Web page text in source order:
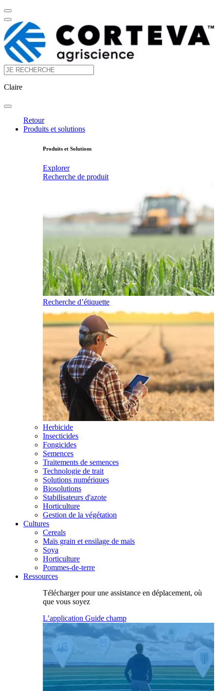
Claire
Retour
Produits et solutions
Produits et Solutions
Explorer
Recherche de produit
Recherche d’étiquette
Herbicide
Insecticides
Fongicides
Semences
Traitements de semences
Technologie de trait
Solutions numériques
Biosolutions
Stabilisateurs d'azote
Horticulture
Gestion de la végétation
Cultures
Cereals
Maïs grain et ensilage de maïs
Soya
Horticulture
Pommes-de-terre
Ressources
Télécharger pour une assistance en déplacement, où
que vous soyez
L’application Guide champ